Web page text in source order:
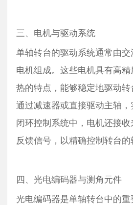
三、电机与驱动系统
单轴转台的驱动系统通常由
电机组成。这些电机具有高
热的特点，能够稳定地驱动
通过减速器或直接驱动主轴
闭环控制系统中，电机还接
反馈信号，以精确控制转台的
四、光电编码器与测角元件
光电编码器是单轴转台中的